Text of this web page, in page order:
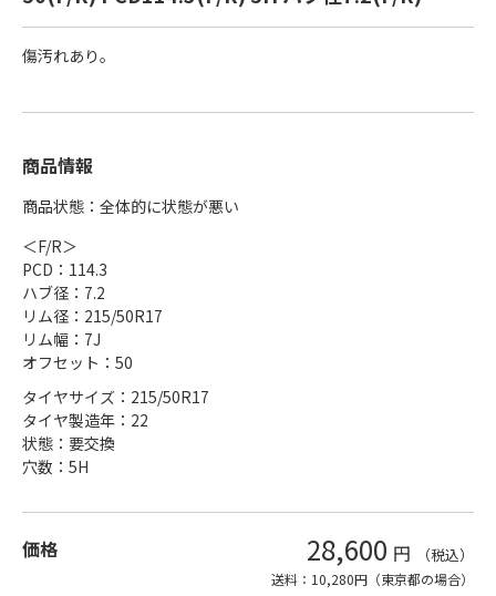
傷汚れあり。
商品情報
商品状態：全体的に状態が悪い
＜F/R＞
PCD：114.3
ハブ径：7.2
リム径：215/50R17
リム幅：7J
オフセット：50
タイヤサイズ：215/50R17
タイヤ製造年：22
状態：要交換
穴数：5H
価格 28,600 円 （税込）
送料：10,280円（東京都の場合）